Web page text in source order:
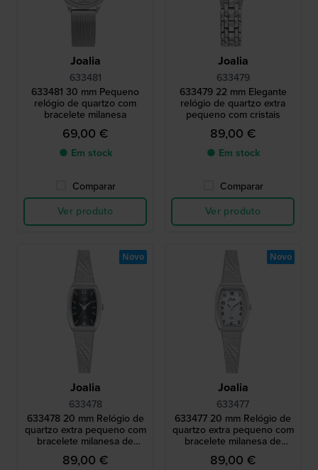
Joalia
633481
633481 30 mm Pequeno
relógio de quartzo com
bracelete milanesa
69,00 €
● Em stock
Comparar
Ver produto
Joalia
633479
633479 22 mm Elegante
relógio de quartzo extra
pequeno com cristais
89,00 €
● Em stock
Comparar
Ver produto
Joalia
633478
633478 20 mm Relógio de
quartzo extra pequeno com
bracelete milanesa de
design vintage
89,00 €
Novo
Joalia
633477
633477 20 mm Relógio de
quartzo extra pequeno com
bracelete milanesa de
design vintage
89,00 €
Novo